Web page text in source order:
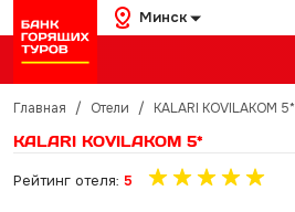
Минск
Главная / Отели / KALARI KOVILAKOM 5*
KALARI KOVILAKOM 5*
Рейтинг отеля: 5